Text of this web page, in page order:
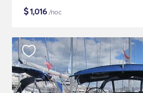
$1,016 /noc